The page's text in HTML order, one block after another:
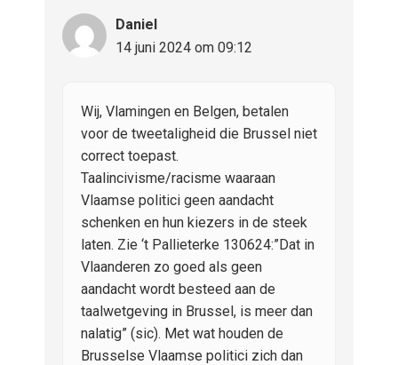
Daniel
14 juni 2024 om 09:12
Wij, Vlamingen en Belgen, betalen
voor de tweetaligheid die Brussel niet
correct toepast.
Taalincivisme/racisme waaraan
Vlaamse politici geen aandacht
schenken en hun kiezers in de steek
laten. Zie ‘t Pallieterke 130624:”Dat in
Vlaanderen zo goed als geen
aandacht wordt besteed aan de
taalwetgeving in Brussel, is meer dan
nalatig” (sic). Met wat houden de
Brusselse Vlaamse politici zich dan